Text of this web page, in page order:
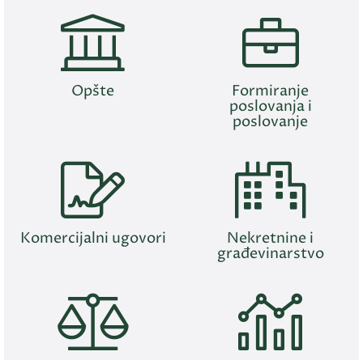
Opšte Formiranje
poslovanja i
poslovanje
Komercijalni ugovori Nekretnine i
građevinarstvo